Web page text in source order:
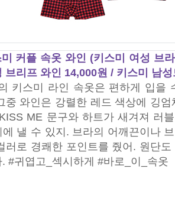
커플 속옷 와인 (키스미 여성 브
브리프 와인 14,000원 / 키스미 남
키스미 라인 속옷은 편하게 입을
중 와인은 강렬한 레드 색상에 깅
ME 문구와 하트가 새겨져 러
에 낼 수 있지. 브라의 어깨끈이나
러로 경쾌한 포인트를 줬어. 원단
#귀엽고_섹시하게 #바로_이_속옷